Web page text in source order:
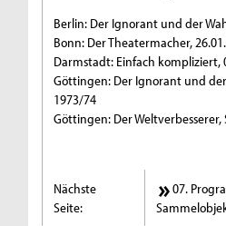
Berlin: Der Ignorant und der
Bonn: Der Theatermacher,
Darmstadt: Einfach kompliziert,
Göttingen: Der Ignorant und
1973/74
Göttingen: Der
Nächste
Seite:
07.